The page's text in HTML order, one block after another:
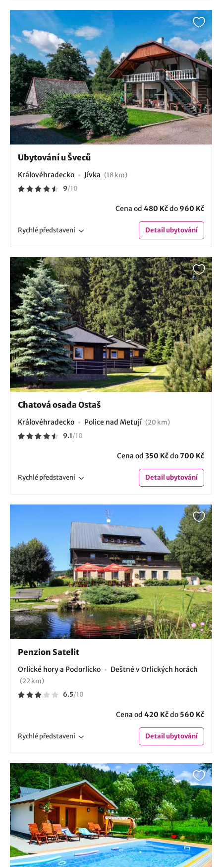
Ubytování u Šveců
Královéhradecko Jívka (18 km)
9/10
Cena od 480 Kčdo 960 Kč
Rychlépředstavení Detailubytování
Chatová osada Ostaš
Královéhradecko Police nad Metují (20 km)
9.1/10
Cena od 350 Kčdo700 Kč
Rychlépředstavení Detailubytování
Penzion Satelit
Orlické hory a Podorlicko Deštné v Orlických horách
(22 km)
6.5/10
Cena od 420 Kčdo 560 Kč
Rychlépředstavení Detailubytování